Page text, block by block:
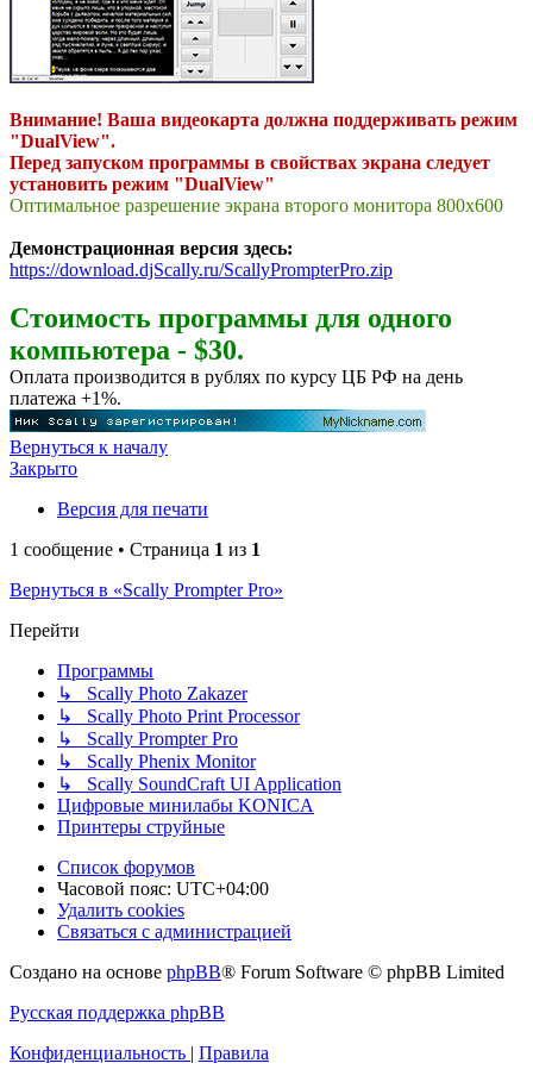
Внимание! Ваша видеокарта должна поддерживать режим
"DualView".
Перед запуском программы в свойствах экрана следует
установить режим "DualView"
Оптимальное разрешение экрана второго монитора 800x600
Демонстрационная версия здесь:
https://download.djScally.ru/ScallyPrompterPro.zip
Стоимость программы для одного
компьютера - $30.
Оплата производится в рублях по курсу ЦБ РФ на день
платежа +1%.
Вернуться к началу
Закрыто
Версия для печати
1 сообщение • Страница 1 из 1
Вернуться в «Scally Prompter Pro»
Перейти
Программы
↳ Scally Photo Zakazer
↳ Scally Photo Print Processor
↳ Scally Prompter Pro
↳ Scally Phenix Monitor
↳ Scally SoundCraft UI Application
Цифровые минилабы KONICA
Принтеры струйные
Список форумов
Часовой пояс: UTC+04:00
Удалить cookies
Связаться с администрацией
Создано на основе phpBB® Forum Software © phpBB Limited
Русская поддержка phpBB
Конфиденциальность | Правила